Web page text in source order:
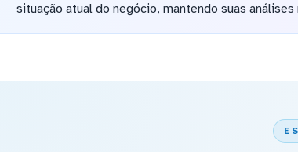
situação atual do negócio, mantendo suas